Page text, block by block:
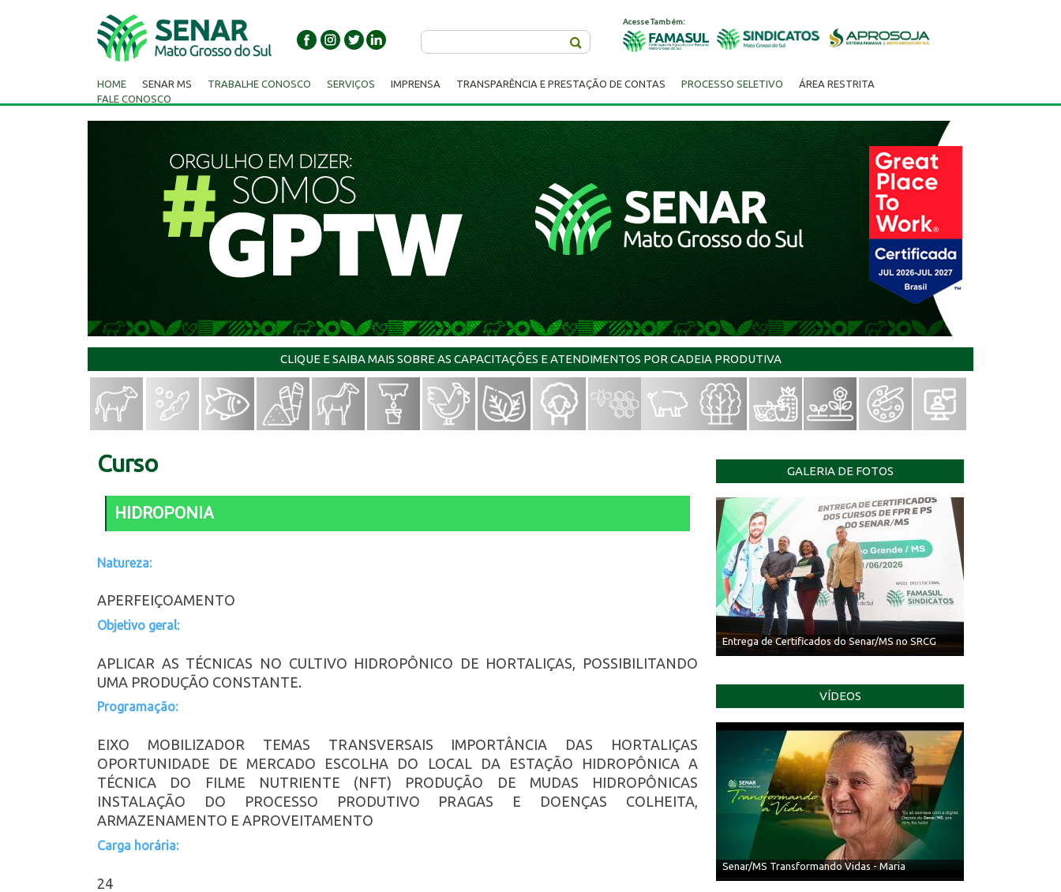
Acesse Também:
HOME SENAR MS TRABALHE CONOSCO SERVIÇOS IMPRENSA TRANSPARÊNCIA E PRESTAÇÃO DE CONTAS PROCESSO SELETIVO
ÁREA RESTRITA
FALE CONOSCO
CLIQUE E SAIBA MAIS SOBRE AS CAPACITAÇÕES E ATENDIMENTOS POR CADEIA PRODUTIVA
GALERIA DE FOTOS
Entrega de Certificados do Senar/MS no SRCG
VÍDEOS
Senar/MS Transformando Vidas - Irineu
Curso
HIDROPONIA
Natureza:
APERFEIÇOAMENTO
Objetivo geral:
APLICAR AS TÉCNICAS NO CULTIVO HIDROPÔNICO DE HORTALIÇAS, POSSIBILITANDO
UMA PRODUÇÃO CONSTANTE.
Programação:
EIXO MOBILIZADOR TEMAS TRANSVERSAIS IMPORTÂNCIA DAS HORTALIÇAS
OPORTUNIDADE DE MERCADO ESCOLHA DO LOCAL DA ESTAÇÃO HIDROPÔNICA A
TÉCNICA DO FILME NUTRIENTE (NFT) PRODUÇÃO DE MUDAS HIDROPÔNICAS
INSTALAÇÃO DO PROCESSO PRODUTIVO PRAGAS E DOENÇAS COLHEITA,
ARMAZENAMENTO E APROVEITAMENTO
Carga horária:
24